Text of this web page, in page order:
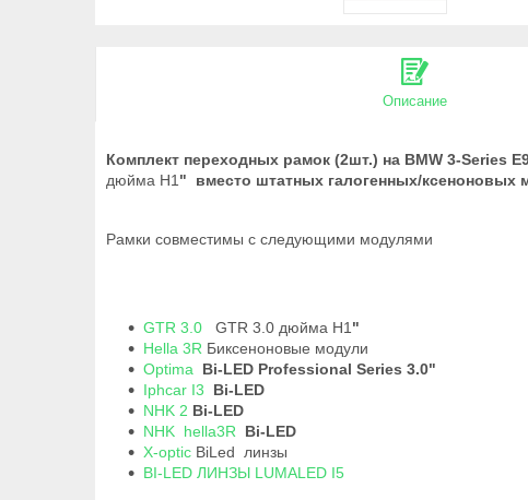
Описание
Комплект переходных рамок (2шт.) на BMW 3-Series
дюйма H1 " вместо штатных галогенных/ксеноновых
Рамки совместимы с следующими модулями
GTR 3.0 GTR 3.0 дюйма H1 "
Hella 3R Биксеноновые модули
Optima
Bi-LED Professional Series 3.0"
Iphcar I3
Bi-LED
NHK 2 Bi-LED
NHK hella3R
Bi-LED
X-optic BiLed линзы
BI-LED ЛИНЗЫ LUMALED I5